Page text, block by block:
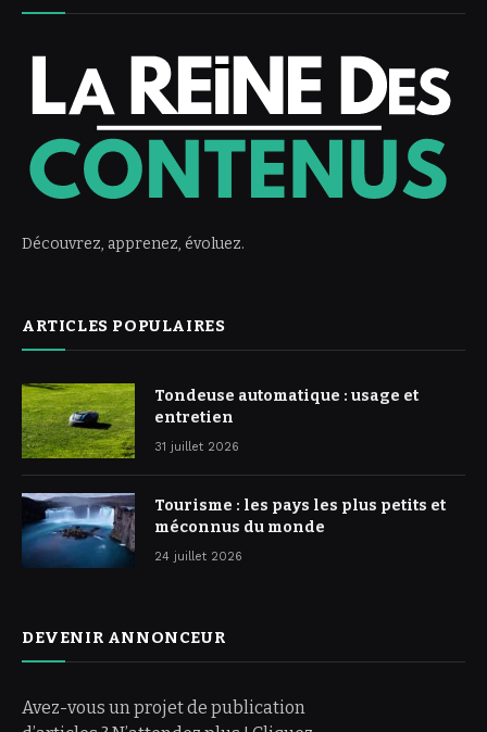
Découvrez, apprenez, évoluez.
ARTICLES POPULAIRES
Tondeuse automatique : usage et
entretien
31 juillet 2026
Tourisme : les pays les plus petits et
méconnus du monde
24 juillet 2026
DEVENIR ANNONCEUR
Avez-vous un projet de publication